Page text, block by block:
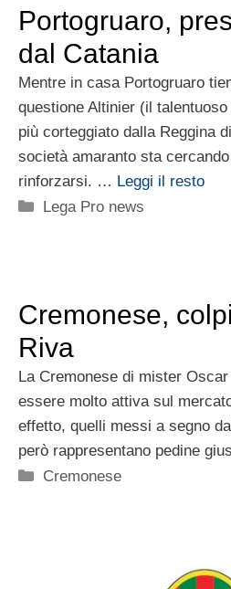
Portogruaro,
dal Catania
Mentre in casa Portogruaro
questione Altinier (il
più corteggiato dalla Reggina
società amaranto sta
rinforzarsi. … Leggi il resto
Categorie
Lega Pro news
Cremonese,
Riva
La Cremonese di mister
essere molto attiva sul
effetto, quelli messi a segno
però rappresentano pedine
Categorie
Cremonese